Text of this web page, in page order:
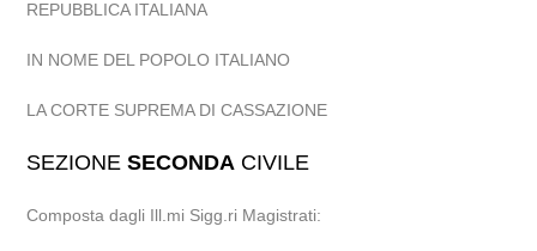
REPUBBLICA ITALIANA
IN NOME DEL POPOLO ITALIANO
LA CORTE SUPREMA DI CASSAZIONE
SEZIONESECONDA CIVILE
Composta dagli Ill.mi Sigg.ri Magistrati: